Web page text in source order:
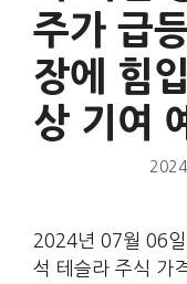
주가 급
장에 힘
상 기여
2024년 07월 06일
석 테슬라 주식 가